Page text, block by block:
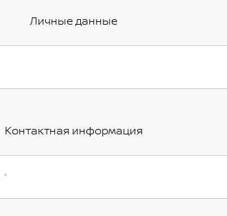
Личные данные
Контактная информация